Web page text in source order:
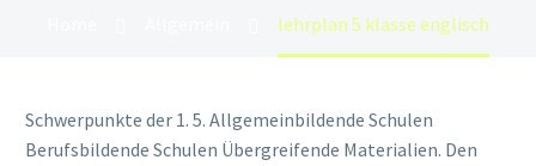
lehrplan 5 klasse englisch
Schwerpunkte der 1. 5. Allgemeinbildende Schulen
Berufsbildende Schulen Übergreifende Materialien. Den